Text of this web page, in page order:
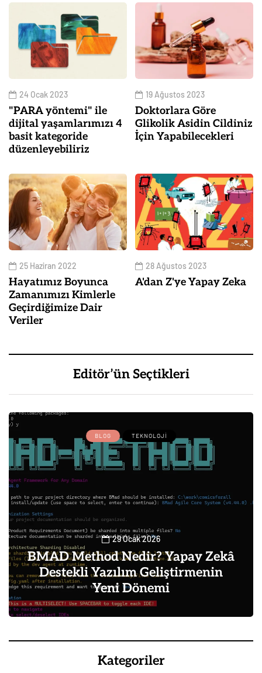
24 Ocak 2023
"PARA yöntemi" ile
dijital yaşamlarımızı 4
basit kategoride
düzenleyebiliriz
19 Ağustos 2023
Doktorlara Göre
Glikolik Asidin Cildiniz
İçin Yapabilecekleri
25 Haziran 2022
Hayatımız Boyunca
Zamanımızı Kimlerle
Geçirdiğimize Dair
Veriler
28 Ağustos 2023
A'dan Z'ye Yapay Zeka
Editör’ün Seçtikleri
BLOG TEKNOLOJI
29 Ocak 2026
BMAD Method Nedir? Yapay Zekâ
Destekli Yazılım Geliştirmenin
Yeni Dönemi
0
Kategoriler